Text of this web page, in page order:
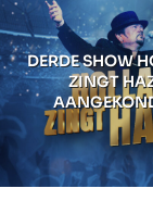
DERDE SHOW
ZINGT